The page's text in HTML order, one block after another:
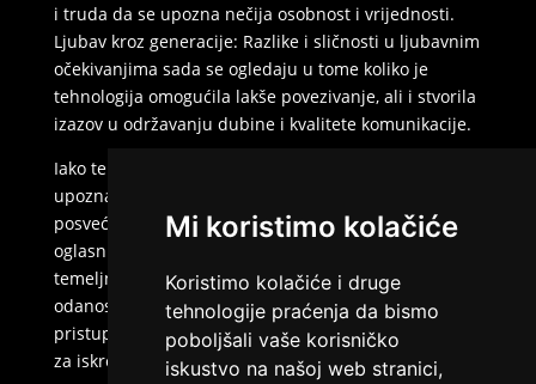
Mi koristimo kolačiće
Koristimo kolačiće i druge
tehnologije praćenja da bismo
poboljšali vaše korisničko
iskustvo na našoj web stranici,
i truda da se upozna nečija osobnost i vrijednosti.
Ljubav kroz generacije: Razlike i sličnosti u ljubavnim
očekivanjima sada se ogledaju u tome koliko je
tehnologija omogućila lakše povezivanje, ali i stvorila
izazov u održavanju dubine i kvalitete komunikacije.
Iako tehnologija može olakšati prvi korak u
upoznavanju, održavanje veze i dalje zahtijeva trud i
posvećenost. Bez obzira na to koliko su se ljubavni
oglasnik i sredstva komunikacije promijenili,
temeljna očekivanja poput povjerenja, poštovanja i
odanosti ostaju ista. Razlike između generacija u
pristupu ljubavi možda su očite, ali sličnosti u potrazi
za iskrenom i trajnom ljubavlju ostaju neizmjenjive.